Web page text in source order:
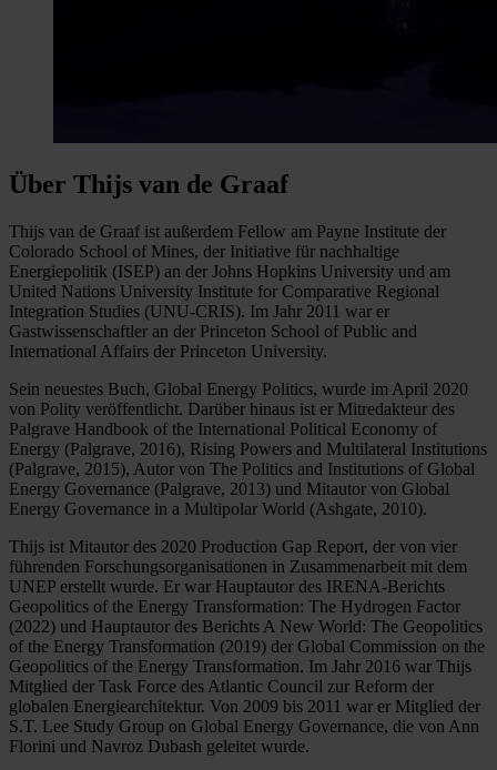
Über Thijs van de Graaf
Thijs van de Graaf ist außerdem Fellow am Payne Institute der
Colorado School of Mines, der Initiative für nachhaltige
Energiepolitik (ISEP) an der Johns Hopkins University und am
United Nations University Institute for Comparative Regional
Integration Studies (UNU-CRIS). Im Jahr 2011 war er
Gastwissenschaftler an der Princeton School of Public and
International Affairs der Princeton University.
Sein neuestes Buch, Global Energy Politics, wurde im April 2020
von Polity veröffentlicht. Darüber hinaus ist er Mitredakteur des
Palgrave Handbook of the International Political Economy of
Energy (Palgrave, 2016), Rising Powers and Multilateral Institutions
(Palgrave, 2015), Autor von The Politics and Institutions of Global
Energy Governance (Palgrave, 2013) und Mitautor von Global
Energy Governance in a Multipolar World (Ashgate, 2010).
Thijs ist Mitautor des 2020 Production Gap Report, der von vier
führenden Forschungsorganisationen in Zusammenarbeit mit dem
UNEP erstellt wurde. Er war Hauptautor des IRENA-Berichts
Geopolitics of the Energy Transformation: The Hydrogen Factor
(2022) und Hauptautor des Berichts A New World: The Geopolitics
of the Energy Transformation (2019) der Global Commission on the
Geopolitics of the Energy Transformation. Im Jahr 2016 war Thijs
Mitglied der Task Force des Atlantic Council zur Reform der
globalen Energiearchitektur. Von 2009 bis 2011 war er Mitglied der
S.T. Lee Study Group on Global Energy Governance, die von Ann
Florini und Navroz Dubash geleitet wurde.